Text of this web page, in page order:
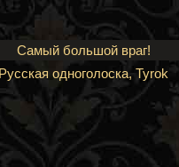
Самый большой враг!
Русская одноголоска, Tyrok